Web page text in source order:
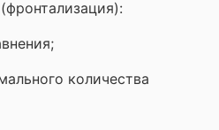
(фронтализация):
количества